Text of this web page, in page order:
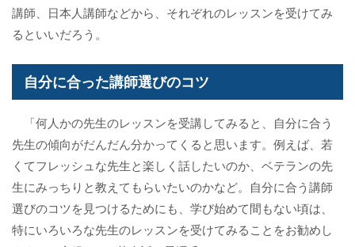
講師、日本人講師などから、それぞれのレッスンを受けてみ
るといいだろう。
自分に合った講師選びのコツ
「何人かの先生のレッスンを受講してみると、自分に合う
先生の傾向がだんだん分かってくると思います。例えば、若
くてフレッシュな先生と楽しく話したいのか、ベテランの先
生にみっちりと教えてもらいたいのかなど。自分に合う講師
選びのコツを見つけるためにも、学び始めて間もない頃は、
特にいろいろな先生のレッスンを受けてみることをお勧めし